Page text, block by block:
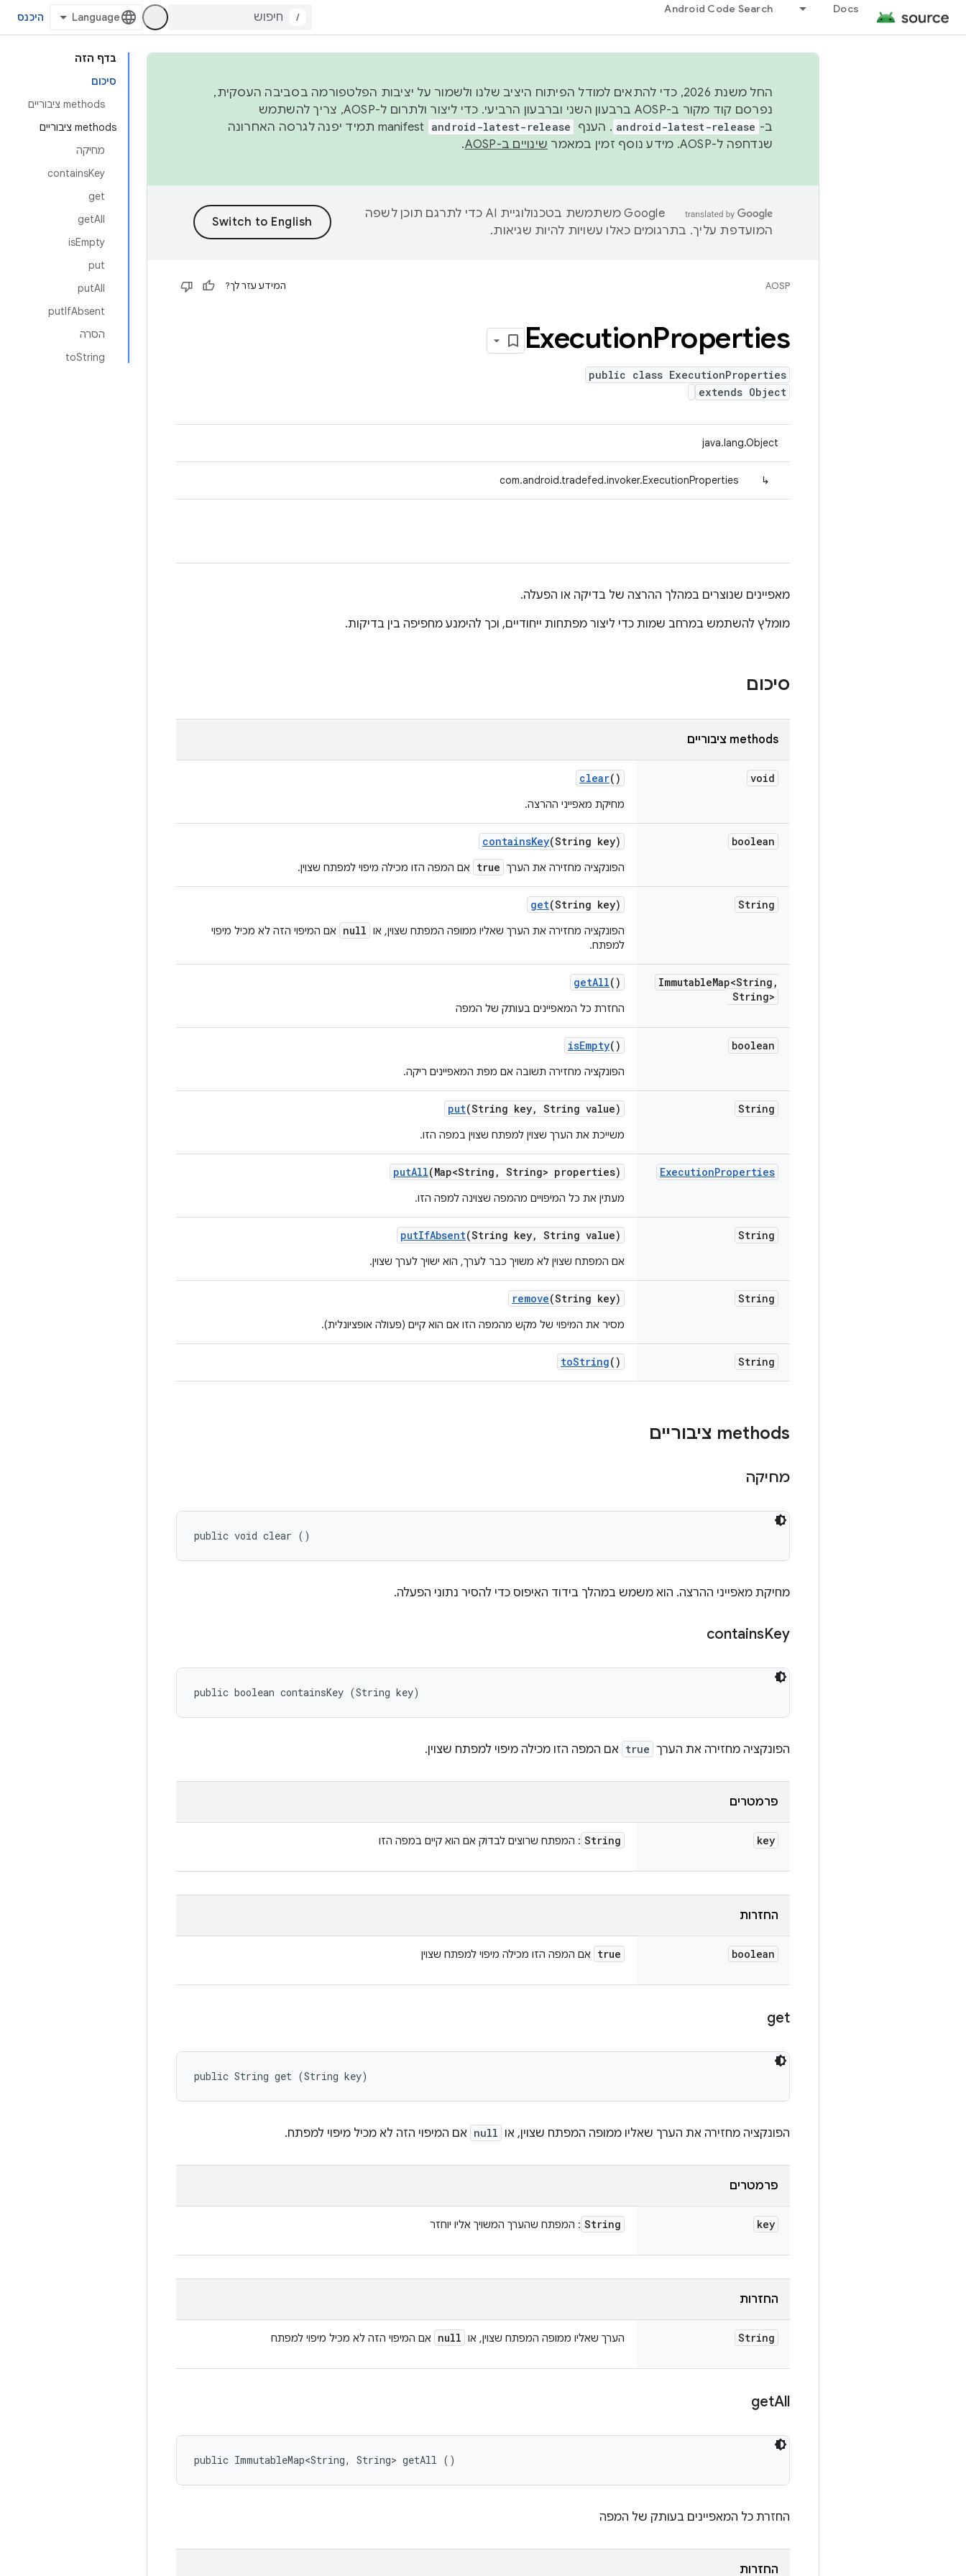
Docs
Android Code Search
/ היכנס
בדף הזה
סיכום
‫methods ציבוריים
‫methods ציבוריים
מחיקה
containsKey
get
getAll
isEmpty
put
putAll
putIfAbsent
הסרה
toString
החל משנת 2026, כדי להתאים למודל הפיתוח היציב שלנו ולשמור על יציבות הפלטפורמה בסביבה העסקית,
נפרסם קוד מקור ב-AOSP ברבעון השני וברבעון הרביעי. כדי ליצור ולתרום ל-AOSP, צריך להשתמש
ב- android-latest-release . הענף android-latest-release
manifest תמיד יפנה לגרסה האחרונה
שנדחפה ל-AOSP. מידע נוסף זמין במאמר
שינויים ב-AOSP .
‫Google משתמשת בטכנולוגיית AI כדי לתרגם תוכן לשפה
המועדפת עליך. בתרגומים כאלו עשויות להיות שגיאות.
AOSP המידע עזר לך?
ExecutionProperties
public class ExecutionProperties
extends Object
java.lang.Object
↳
com.android.tradefed.invoker.ExecutionProperties
מאפיינים שנוצרים במהלך ההרצה של בדיקה או הפעלה.
מומלץ להשתמש במרחב שמות כדי ליצור מפתחות ייחודיים, וכך להימנע מחפיפה בין בדיקות.
סיכום
‫methods ציבוריים
void
clear()
מחיקת מאפייני ההרצה.
boolean
containsKey(String key)
הפונקציה מחזירה את הערך true אם המפה הזו מכילה מיפוי למפתח שצוין.
String
get(String key)
הפונקציה מחזירה את הערך שאליו ממופה המפתח שצוין, או null
אם המיפוי הזה לא מכיל מיפוי
למפתח.
ImmutableMap<String ,
String>
getAll()
החזרת כל המאפיינים בעותק של המפה
boolean
isEmpty()
הפונקציה מחזירה תשובה אם מפת המאפיינים ריקה.
String
put(String key, String value)
משייכת את הערך שצוין למפתח שצוין במפה הזו.
ExecutionProperties
putAll(Map<String , String> properties)
מעתין את כל המיפויים מהמפה שצוינה למפה הזו.
String
putIfAbsent(String key, String value)
אם המפתח שצוין לא משויך כבר לערך, הוא ישויך לערך שצוין.
String
remove(String key)
מסיר את המיפוי של מקש מהמפה הזו אם הוא קיים (פעולה אופציונלית).
String
toString()
‫methods ציבוריים
מחיקה
public void clear ()
מחיקת מאפייני ההרצה. הוא משמש במהלך בידוד האיפוס כדי להסיר נתוני הפעלה.
containsKey
public boolean containsKey (String key)
הפונקציה מחזירה את הערך true אם המפה הזו מכילה מיפוי למפתח שצוין.
פרמטרים
key
String : המפתח שרוצים לבדוק אם הוא קיים במפה הזו
החזרות
boolean
true אם המפה הזו מכילה מיפוי למפתח שצוין
get
public String get (String key)
הפונקציה מחזירה את הערך שאליו ממופה המפתח שצוין, או null אם המיפוי הזה לא מכיל מיפוי למפתח.
פרמטרים
key
String : המפתח שהערך המשויך אליו יוחזר
החזרות
String הערך שאליו ממופה המפתח שצוין, או null אם המיפוי הזה לא מכיל מיפוי למפתח
getAll
public ImmutableMap<String, String> getAll ()
החזרת כל המאפיינים בעותק של המפה
החזרות